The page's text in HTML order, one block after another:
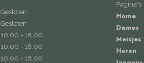
Gesloten
Gesloten
10.00 - 18.00
10.00 - 18.00
10.00 - 18.00
Pagina's
Home
Dames
Meisjes
Heren